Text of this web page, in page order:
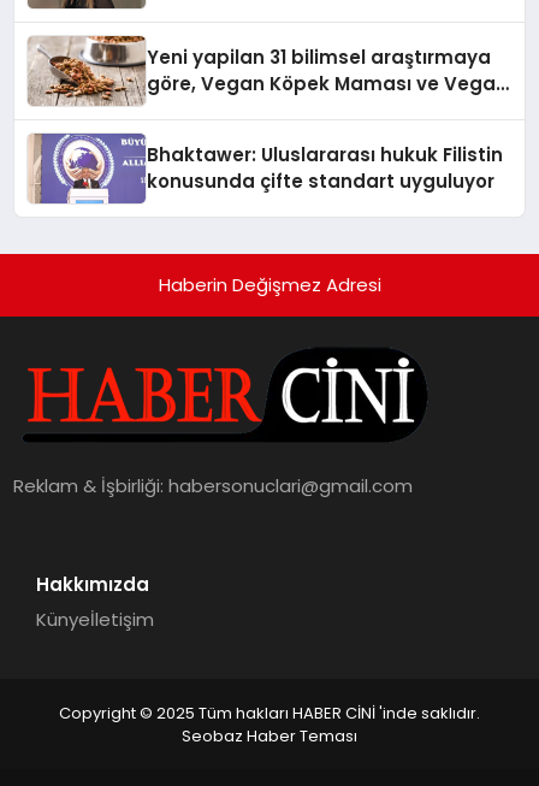
Yeni yapilan 31 bilimsel araştırmaya
göre, Vegan Köpek Maması ve Vegan
Bhaktawer: Uluslararası hukuk Filistin
konusunda çifte standart uyguluyor
Haberin Değişmez Adresi
Reklam & İşbirliği:habersonuclari@gmail.com
Hakkımızda
Künyeİletişim
Copyright © 2025 Tüm hakları HABER CİNİ 'inde saklıdır.
Seobaz Haber Teması